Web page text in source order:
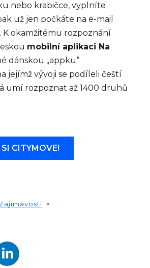
Zajímavosti
nebo krabičce, vyplníte
už jen počkáte na e-mail
okamžitému rozpoznání
mobilní aplikaci Na
dánskou „appku“
jejímž vývoji se podíleli čeští
umí rozpoznat až 1400 druhů
CITYMOVE!